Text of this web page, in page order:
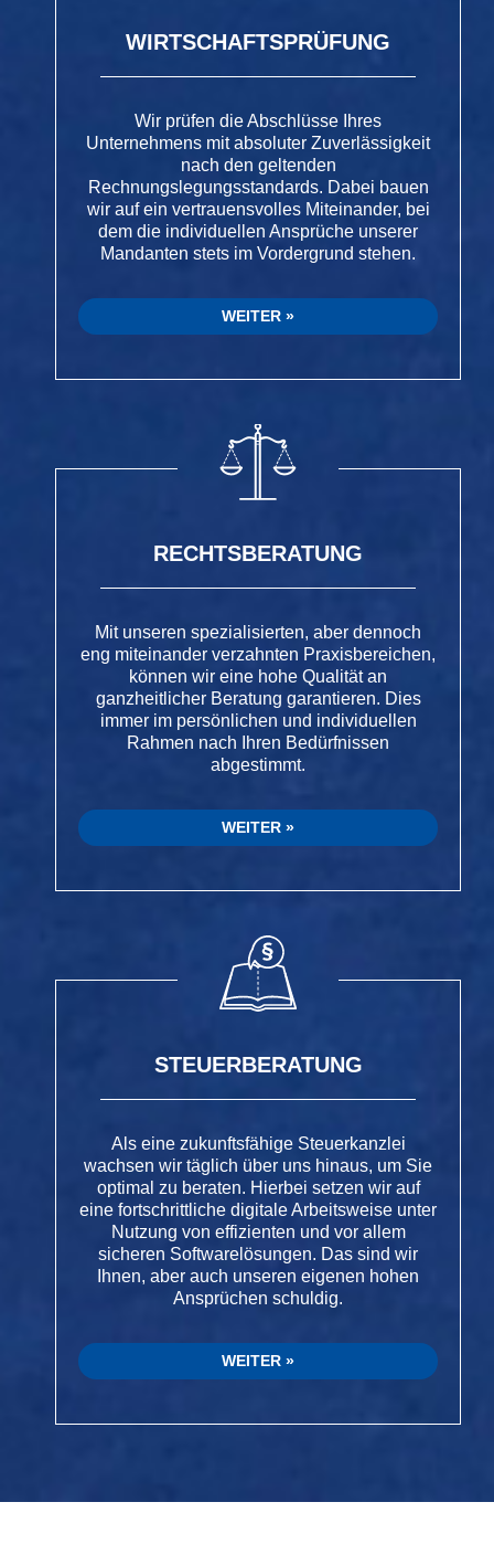
WIRTSCHAFTSPRÜFUNG
Wir prüfen die Abschlüsse Ihres
Unternehmens mit absoluter Zuverlässigkeit
nach den geltenden
Rechnungslegungsstandards. Dabei bauen
wir auf ein vertrauensvolles Miteinander, bei
dem die individuellen Ansprüche unserer
Mandanten stets im Vordergrund stehen.
WEITER
RECHTSBERATUNG
Mit unseren spezialisierten, aber dennoch
eng miteinander verzahnten Praxisbereichen,
können wir eine hohe Qualität an
ganzheitlicher Beratung garantieren. Dies
immer im persönlichen und individuellen
Rahmen nach Ihren Bedürfnissen
abgestimmt.
WEITER
STEUERBERATUNG
Als eine zukunftsfähige Steuerkanzlei
wachsen wir täglich über uns hinaus, um Sie
optimal zu beraten. Hierbei setzen wir auf
eine fortschrittliche digitale Arbeitsweise unter
Nutzung von effizienten und vor allem
sicheren Softwarelösungen. Das sind wir
Ihnen, aber auch unseren eigenen hohen
Ansprüchen schuldig.
WEITER